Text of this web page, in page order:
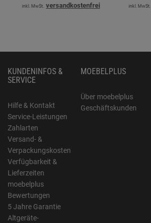
inkl. MwSt. versandkostenfrei inkl. MwSt.
KUNDENINFOS &
SERVICE
Hilfe & Kontakt
Service-Leistungen
Zahlarten
Versand- &
Verpackungskosten
Verfügbarkeit &
Lieferzeiten
moebelplus
Bewertungen
5 Jahre Garantie
Altgeräte-
MOEBELPLUS
Über moebelplus
Geschäftskunden